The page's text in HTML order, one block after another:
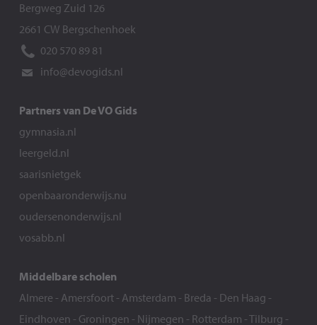
Bergweg Zuid 126
2661 CW Bergschenhoek
020 570 89 81
info@devogids.nl
Partners van De VO Gids
gymnasia.nl
leergeld.nl
saarisnietgek
openbaaronderwijs.nu
oudersenonderwijs.nl
vosabb.nl
Middelbare scholen
Almere - Amersfoort- Amsterdam - Breda - Den Haag -
Eindhoven - Groningen - Nijmegen - Rotterdam -Tilburg -